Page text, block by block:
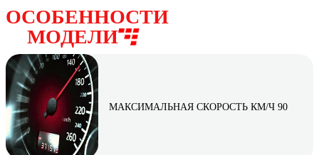
ОСОБЕННОСТИ
МОДЕЛИ
МАКСИМАЛЬНАЯ СКОРОСТЬ КМ/Ч 90